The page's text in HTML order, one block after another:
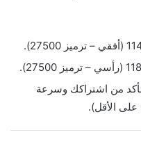
من اشتراكك وسرعة